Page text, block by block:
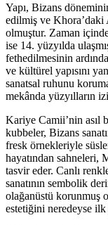
Yapı, Bizans
edilmiş ve Khora’daki
olmuştur. Zaman
ise 14. yüzyılda
fethedilmesinin
ve kültürel yapısını
sanatsal ruhunu
mekânda yüzyılların
Kariye Camii’nin asıl
kubbeler, Bizans
fresk örnekleriyle
hayatından sahneleri,
tasvir eder. Canlı
sanatının sembolik
olağanüstü korunmuş
estetiğini neredeyse